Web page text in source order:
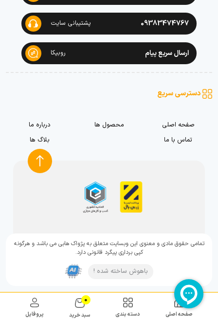
صفحه اصلی دسته بندی
0
سبد خرید پروفایل
09383474767 پشتیبانی سایت
ارسال سریع پیام روبیکا
دسترسی سریع
صفحه اصلی محصول ها
درباره ما
تماس با ما
بلاگ ها
تمامی حقوق مادی و معنوی این وبسایت متعلق به پژواک هابی می باشد و هرگونه
کپی برداری پیگرد قانونی دارد.
باهوش ساخته شده !